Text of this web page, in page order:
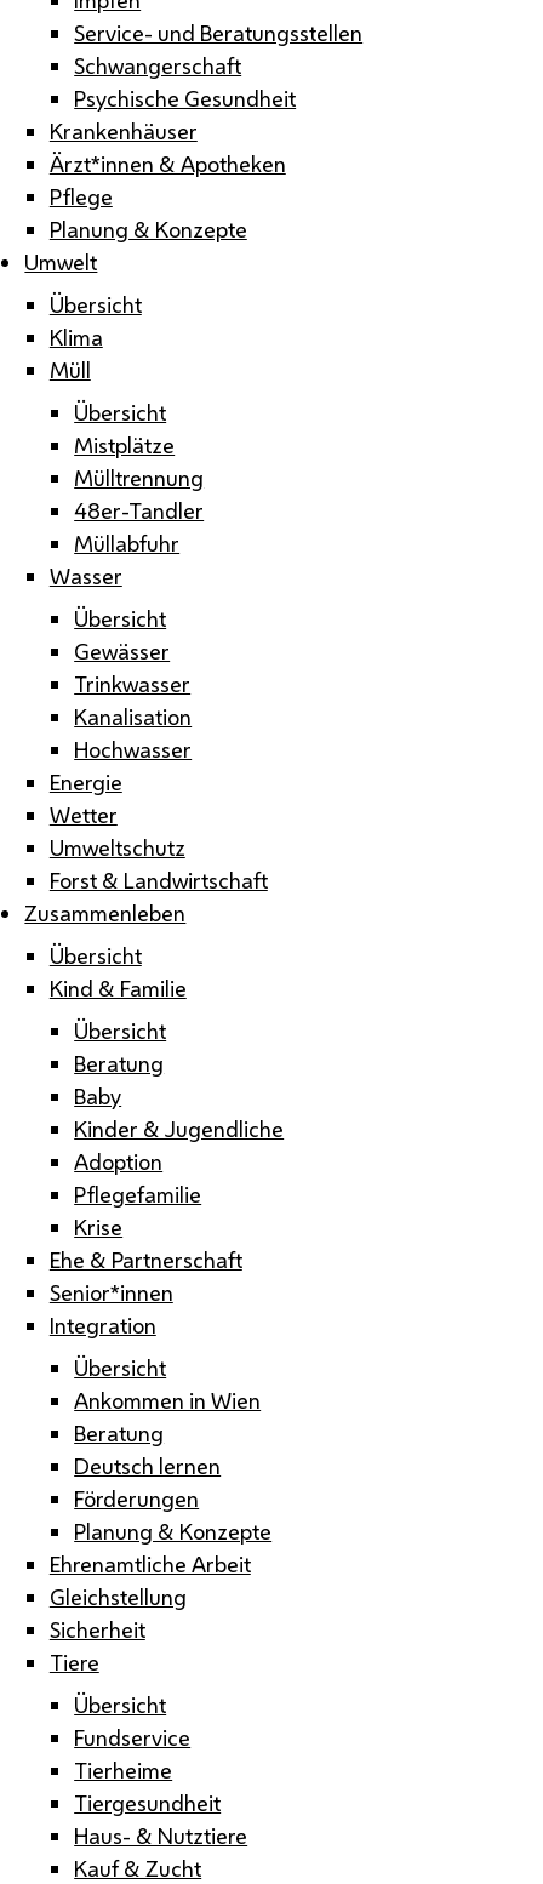
Service- und Beratungsstellen
Schwangerschaft
Psychische Gesundheit
Krankenhäuser
Ärzt*innen & Apotheken
Pflege
Planung & Konzepte
Umwelt
Übersicht
Klima
Müll
Übersicht
Mistplätze
Mülltrennung
48er-Tandler
Müllabfuhr
Wasser
Übersicht
Gewässer
Trinkwasser
Kanalisation
Hochwasser
Energie
Wetter
Umweltschutz
Forst & Landwirtschaft
Zusammenleben
Übersicht
Kind & Familie
Übersicht
Beratung
Baby
Kinder & Jugendliche
Adoption
Pflegefamilie
Krise
Ehe & Partnerschaft
Senior*innen
Integration
Übersicht
Ankommen in Wien
Beratung
Deutsch lernen
Förderungen
Planung & Konzepte
Ehrenamtliche Arbeit
Gleichstellung
Sicherheit
Tiere
Übersicht
Fundservice
Tierheime
Tiergesundheit
Haus- & Nutztiere
Kauf & Zucht